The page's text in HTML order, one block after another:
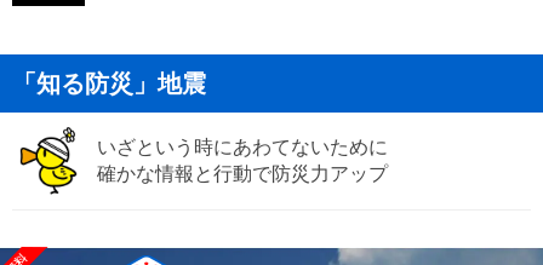
「知る防災」地震
いざという時にあわてないために
確かな情報と行動で防災力アップ